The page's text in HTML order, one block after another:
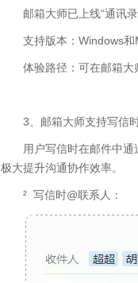
邮箱大师已上线“通讯
支持版本：Windows
体验路径：可在邮箱大
3、邮箱大师支持写信
用户写信时在邮件中
极大提升沟通协作效率。
² 写信时@联系人：